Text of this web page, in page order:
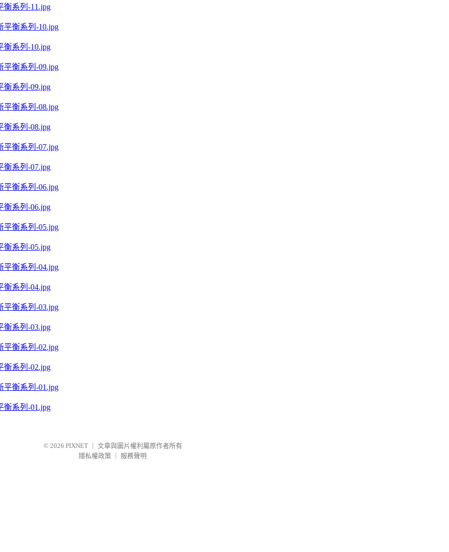
衡系列-11.jpg
衡系列-10.jpg
衡系列-09.jpg
衡系列-08.jpg
衡系列-07.jpg
衡系列-06.jpg
衡系列-05.jpg
衡系列-04.jpg
衡系列-03.jpg
衡系列-02.jpg
衡系列-01.jpg
© 2026 PIXNET
文章與圖片權利屬原作者所有
隱私權政策
服務聲明